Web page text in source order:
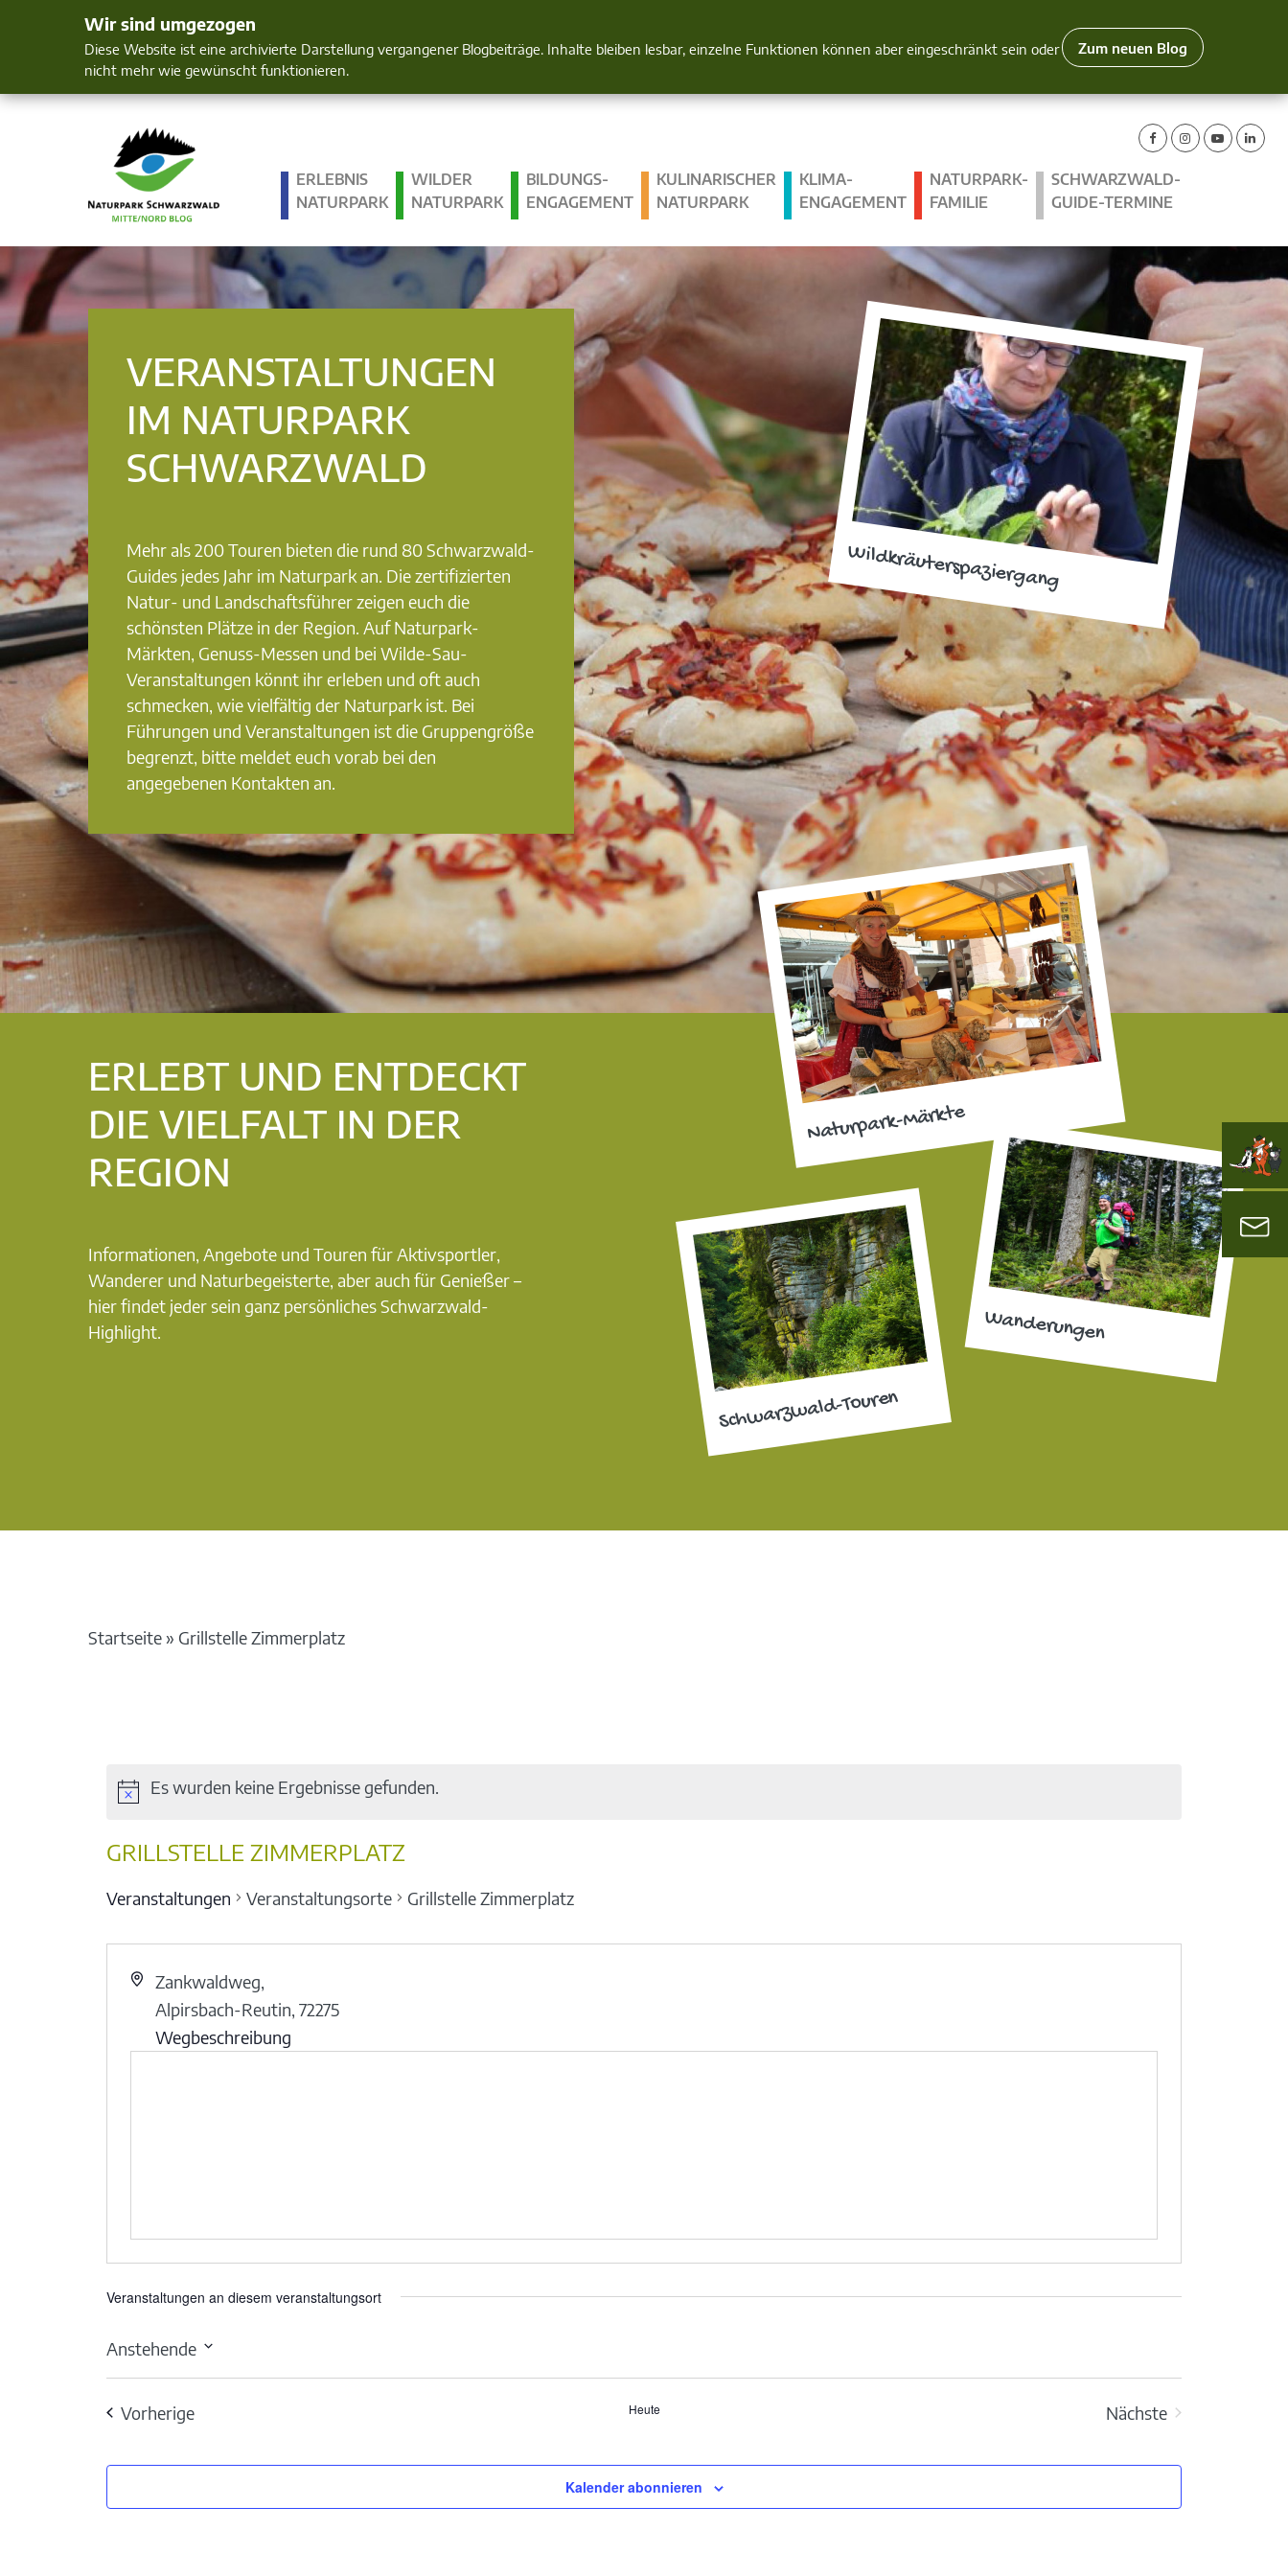
Wir sind umgezogen
Diese Website ist eine archivierte Darstellung vergangener Blogbeiträge. Inhalte bleiben lesbar, einzelne Funktionen können aber eingeschränkt sein oder
nicht mehr wie gewünscht funktionieren.
Zum neuen Blog
Mensch und Natur im Blick
ERLEBNIS
NATURPARK
WILDER
NATURPARK
BILDUNGS­
ENGAGEMENT
KULINARISCHER
NATURPARK
KLIMA­
ENGAGEMENT
NATURPARK-
FAMILIE
SCHWARZWALD-
GUIDE-TERMINE
Wildkräuterspaziergang
VERANSTALTUNGEN
IM NATURPARK
SCHWARZWALD
Mehr als 200 Touren bieten die rund 80 Schwarzwald-
Guides jedes Jahr im Naturpark an. Die zertifizierten
Natur- und Landschaftsführer zeigen euch die
schönsten Plätze in der Region. Auf Naturpark-
Märkten, Genuss-Messen und bei Wilde-Sau-
Veranstaltungen könnt ihr erleben und oft auch
schmecken, wie vielfältig der Naturpark ist. Bei
Führungen und Veranstaltungen ist die Gruppengröße
begrenzt, bitte meldet euch vorab bei den
angegebenen Kontakten an.
ERLEBT UND ENTDECKT
DIE VIELFALT IN DER
REGION
Informationen, Angebote und Touren für Aktivsportler,
Wanderer und Naturbegeisterte, aber auch für Genießer –
hier findet jeder sein ganz persönliches Schwarzwald-
Highlight.
Naturpark-Märkte
Wanderungen
Schwarzwald-Touren
Startseite» Grillstelle Zimmerplatz
Es wurden keine Ergebnisse gefunden.
GRILLSTELLE ZIMMERPLATZ
Veranstaltungen Veranstaltungsorte Grillstelle Zimmerplatz
Zankwaldweg,
Alpirsbach-Reutin 72275
Wegbeschreibung
Veranstaltungen an diesem veranstaltungsort
Anstehende
Datum
VorherigeVeranstaltungen Heute
Nächste
Kalender abonnieren